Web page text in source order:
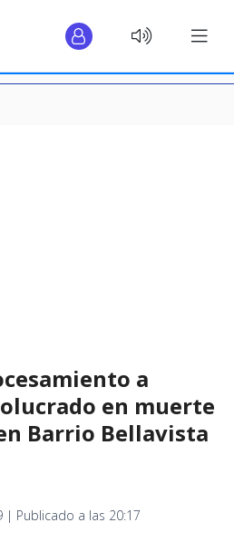
a
en muerte
Barrio Bellavista
Publicado a las 20:17